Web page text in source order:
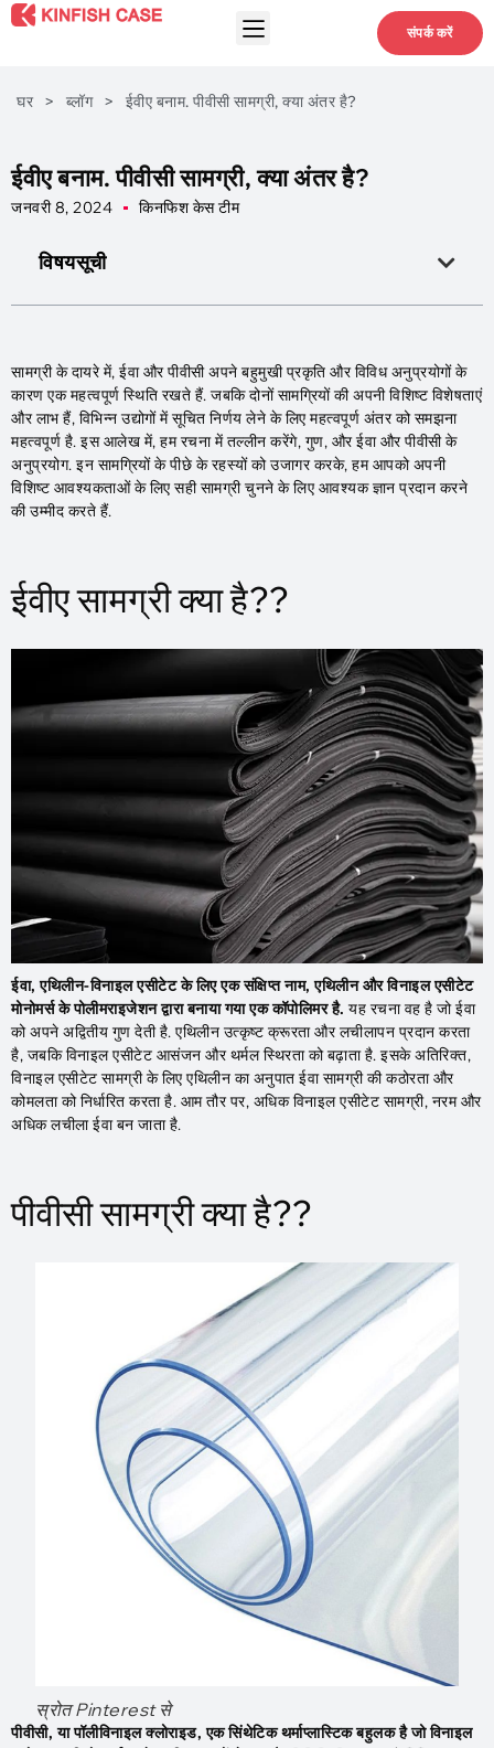
संपर्क करें
घर > ब्लॉग > ईवीए बनाम. पीवीसी सामग्री, क्या अंतर है?
ईवीए बनाम. पीवीसी सामग्री, क्या अंतर है?
जनवरी 8, 2024 किनफिश केस टीम
विषयसूची
सामग्री के दायरे में, ईवा और पीवीसी अपने बहुमुखी प्रकृति और विविध अनुप्रयोगों के
कारण एक महत्वपूर्ण स्थिति रखते हैं. जबकि दोनों सामग्रियों की अपनी विशिष्ट विशेषताएं
और लाभ हैं, विभिन्न उद्योगों में सूचित निर्णय लेने के लिए महत्वपूर्ण अंतर को समझना
महत्वपूर्ण है. इस आलेख में, हम रचना में तल्लीन करेंगे, गुण, और ईवा और पीवीसी के
अनुप्रयोग. इन सामग्रियों के पीछे के रहस्यों को उजागर करके, हम आपको अपनी
विशिष्ट आवश्यकताओं के लिए सही सामग्री चुनने के लिए आवश्यक ज्ञान प्रदान करने
की उम्मीद करते हैं.
ईवीए सामग्री क्या है??
ईवा, एथिलीन-विनाइल एसीटेट के लिए एक संक्षिप्त नाम, एथिलीन और विनाइल एसीटेट
मोनोमर्स के पोलीमराइजेशन द्वारा बनाया गया एक कॉपोलिमर है. यह रचना वह है जो ईवा
को अपने अद्वितीय गुण देती है. एथिलीन उत्कृष्ट क्रूरता और लचीलापन प्रदान करता
है, जबकि विनाइल एसीटेट आसंजन और थर्मल स्थिरता को बढ़ाता है. इसके अतिरिक्त,
विनाइल एसीटेट सामग्री के लिए एथिलीन का अनुपात ईवा सामग्री की कठोरता और
कोमलता को निर्धारित करता है. आम तौर पर, अधिक विनाइल एसीटेट सामग्री, नरम और
अधिक लचीला ईवा बन जाता है.
पीवीसी सामग्री क्या है??
स्रोत Pinterest से
पीवीसी, या पॉलीविनाइल क्लोराइड, एक सिंथेटिक थर्माप्लास्टिक बहुलक है जो विनाइल